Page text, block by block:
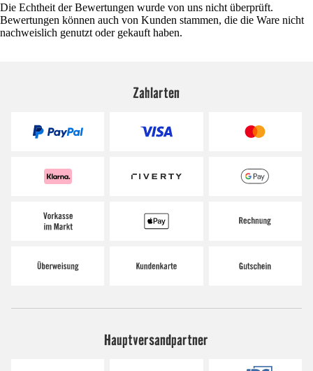
Die Echtheit der Bewertungen wurde von uns nicht überprüft.
Bewertungen können auch von Kunden stammen, die die Ware nicht
nachweislich genutzt oder gekauft haben.
Zahlarten
Hauptversandpartner